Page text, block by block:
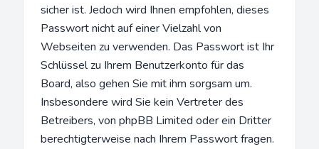
sicher ist. Jedoch wird Ihnen empfohlen, dieses
Passwort nicht auf einer Vielzahl von
Webseiten zu verwenden. Das Passwort ist Ihr
Schlüssel zu Ihrem Benutzerkonto für das
Board, also gehen Sie mit ihm sorgsam um.
Insbesondere wird Sie kein Vertreter des
Betreibers, von phpBB Limited oder ein Dritter
berechtigterweise nach Ihrem Passwort fragen.